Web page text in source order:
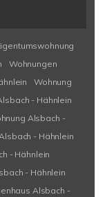
Wohnungen
Wohnung
- Hähnlein
Alsbach -
- Hähnlein
- Hähnlein
- Hähnlein
Alsbach -